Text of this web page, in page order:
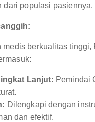
dari populasi pasiennya.
berkualitas
Lanjut: Pemindai
Dilengkapi dengan
dan efektif.